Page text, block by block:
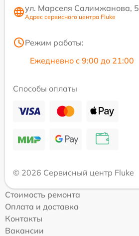
ул. Марселя Салимжанова, 5
Адрес сервисного центра Fluke
Режим работы:
Ежедневно с 9:00 до 21:00
Способы оплаты
© 2026 Сервисный центр Fluke
Стоимость ремонта
Оплата и доставка
Контакты
Вакансии